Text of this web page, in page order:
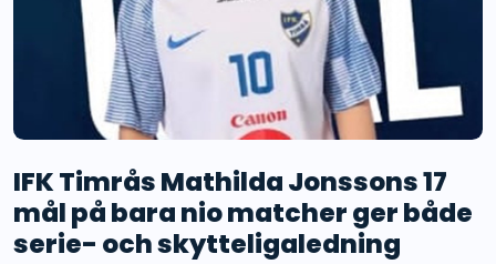
IFK Timrås Mathilda Jonssons 17
mål på bara nio matcher ger både
serie- och skytteligaledning